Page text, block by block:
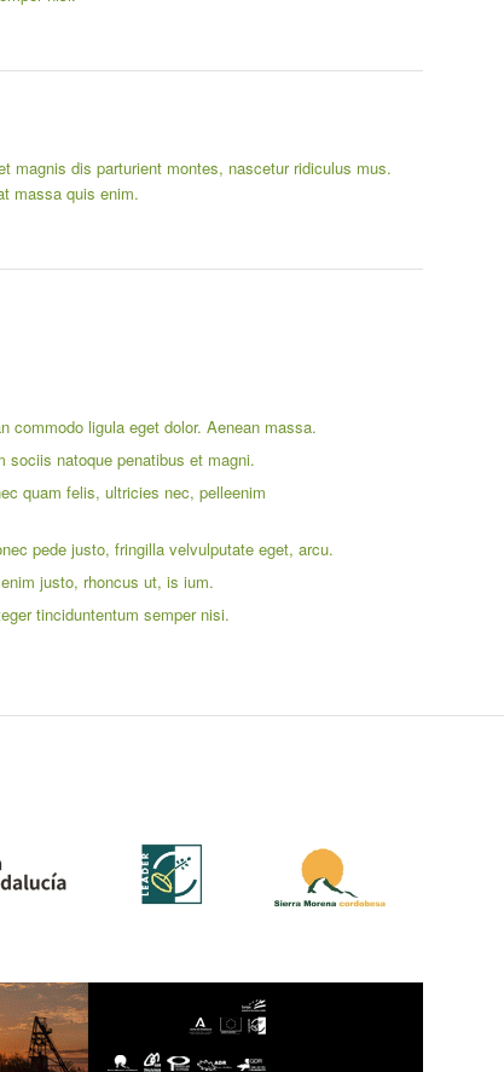
magnis dis parturient montes, nascetur ridiculus mus.
massa quis enim.
commodo ligula eget dolor. Aenean massa.
sociis natoque penatibus et magni.
quam felis, ultricies nec, pelleenim
pede justo, fringilla velvulputate eget, arcu.
justo, rhoncus ut, is ium.
tinciduntentum semper nisi.